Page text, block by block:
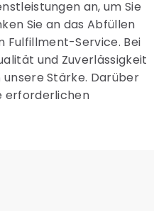
an, um Sie
Sie an das Abfüllen
Fulfillment-Service. Bei
und Zuverlässigkeit
Stärke. Darüber
erforderlichen